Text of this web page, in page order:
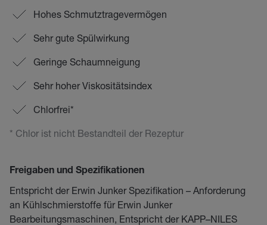
Hohes Schmutztragevermögen
Sehr gute Spülwirkung
Geringe Schaumneigung
Sehr hoher Viskositätsindex
Chlorfrei*
* Chlor ist nicht Bestandteil der Rezeptur
Freigaben und Spezifikationen
Entspricht der Erwin Junker Spezifikation – Anforderung
an Kühlschmierstoffe für Erwin Junker
Bearbeitungsmaschinen, Entspricht der KAPP–NILES